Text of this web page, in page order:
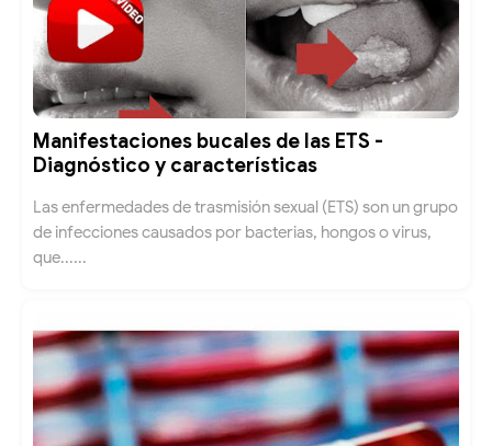
Manifestaciones bucales de las ETS -
Diagnóstico y características
Las enfermedades de trasmisión sexual (ETS) son un grupo
de infecciones causados por bacterias, hongos o virus,
que......